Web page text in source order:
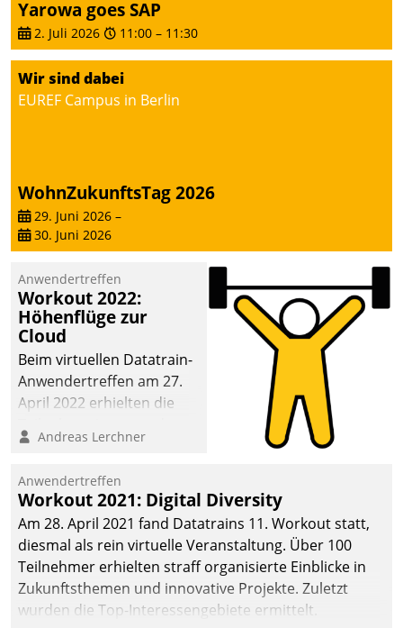
Yarowa goes SAP
2. Juli 2026 11:00 – 11:30
Wir sind dabei
EUREF Campus in Berlin
WohnZukunftsTag 2026
29. Juni 2026 –
30. Juni 2026
Anwendertreffen
Workout 2022:
Höhenflüge zur
Cloud
Beim virtuellen Datatrain-
Anwendertreffen am 27.
April 2022 erhielten die
Teilnehmer kurzweilige
Cloud-Strategien und -
Lösungen mit hohem
Zukunftspotenzial.
Andreas Lerchner
Anwendertreffen
Workout 2021: Digital Diversity
Am 28. April 2021 fand Datatrains 11. Workout statt,
diesmal als rein virtuelle Veranstaltung. Über 100
Teilnehmer erhielten straff organisierte Einblicke in
Zukunftsthemen und innovative Projekte. Zuletzt
wurden die Top-Interessengebiete ermittelt.